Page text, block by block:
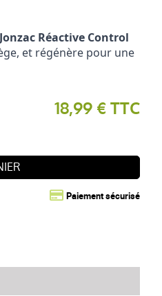
Jonzac Réactive Control
et régénère pour une
18,99 € TTC
Paiement sécurisé